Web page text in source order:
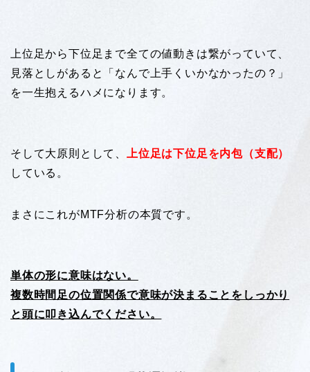
上位足から下位足まで全ての値動きは繋がっていて、
見落としがあると「なんで上手くいかなかったの？」
を一生抱えるハメになります。
そして大原則として、 上位足は下位足を内包（支配）
している。
まさにこれがMTF分析の本質です。
単体の形に意味はない。
複数時間足の位置関係で意味が決まることをしっかり
と頭に叩き込んでください。